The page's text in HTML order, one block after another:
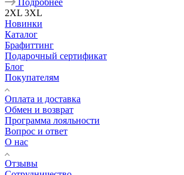
2XL 3XL
Новинки
Каталог
Брафиттинг
Подарочный сертификат
Блог
Покупателям
Оплата и доставка
Обмен и возврат
Программа лояльности
Вопрос и ответ
О нас
Отзывы